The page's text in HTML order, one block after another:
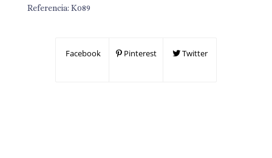
Referencia: K089
Facebook Pinterest Twitter